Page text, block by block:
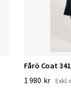
Fårö Coat 341
1 980 kr